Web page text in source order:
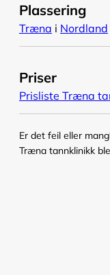
Plassering
Træna i Nordland
Priser
Prisliste Træna
Er det feil eller
Træna tannklinikk